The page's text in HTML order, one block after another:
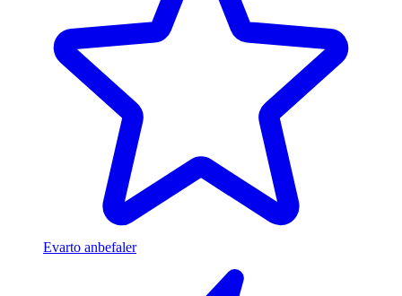
Evarto anbefaler